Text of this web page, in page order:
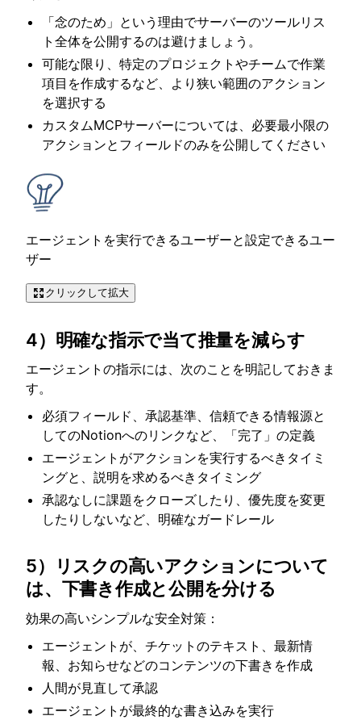
「念のため」という理由でサーバーのツールリス
ト全体を公開するのは避けましょう。
可能な限り、特定のプロジェクトやチームで作業
項目を作成するなど、より狭い範囲のアクション
を選択する
カスタムMCPサーバーについては、必要最小限の
アクションとフィールドのみを公開してください
エージェントを実行できるユーザーと設定できるユー
ザー
クリックして拡大
4）明確な指示で当て推量を減らす
エージェントの指示には、次のことを明記しておきま
す。
必須フィールド、承認基準、信頼できる情報源と
してのNotionへのリンクなど、「完了」の定義
エージェントがアクションを実行するべきタイミ
ングと、説明を求めるべきタイミング
承認なしに課題をクローズしたり、優先度を変更
したりしないなど、明確なガードレール
5）リスクの高いアクションについて
は、下書き作成と公開を分ける
効果の高いシンプルな安全対策：
エージェントが、チケットのテキスト、最新情
報、お知らせなどのコンテンツの下書きを作成
人間が見直して承認
エージェントが最終的な書き込みを実行